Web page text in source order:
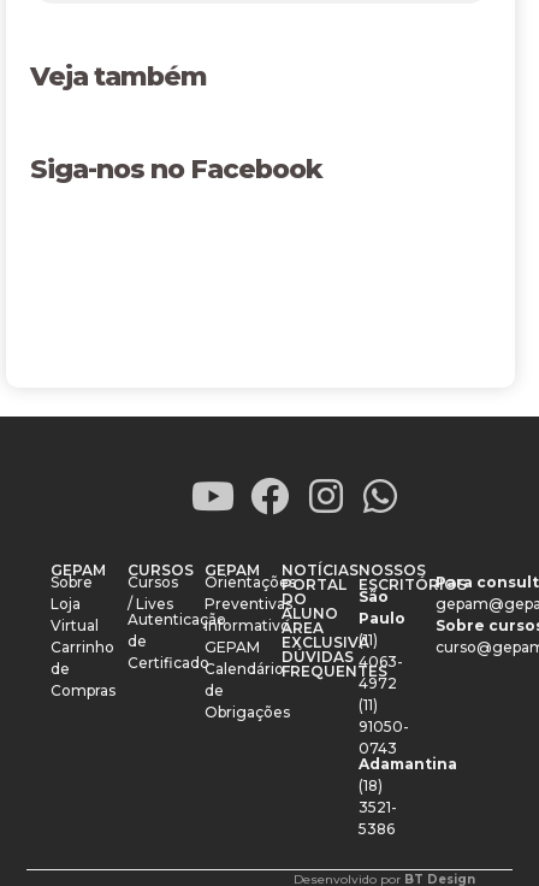
Veja também
Siga-nos no Facebook
GEPAM
Sobre
Loja
Virtual
Carrinho
de
Compras
CURSOS
Cursos
/ Lives
Autenticação
de
Certificado
GEPAM
Orientações
Preventivas
Informativo
GEPAM
Calendário
de
Obrigações
NOTÍCIAS
PORTAL
DO
ALUNO
ÁREA
EXCLUSIVA
DÚVIDAS
FREQUENTES
NOSSOS
ESCRITÓRIOS
São
Paulo
(11)
4063-
4972
(11)
91050-
0743
Adamantina
(18)
3521-
5386
Para
Sobre
Desenvolvido por BT Design